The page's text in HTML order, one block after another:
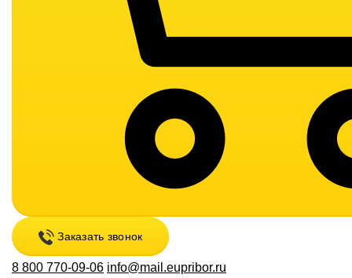
Заказать звонок
8 800 770-09-06 info@mail.eupribor.ru